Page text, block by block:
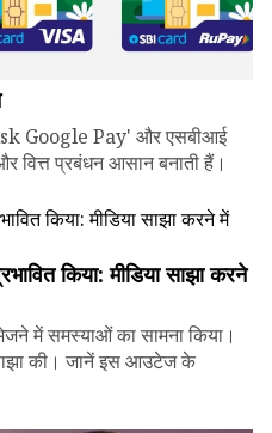
Google Pay' और एसबीआई
वित्त प्रबंधन आसान बनाती हैं।
किया: मीडिया साझा करने
भेजने में समस्याओं का सामना किया।
की। जानें इस आउटेज के